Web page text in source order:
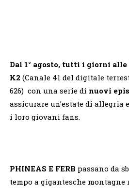
Dal 1° agosto, tutti i giorni alle
K2 (Canale 41 del digitale
626) con una serie di nuovi
assicurare un’estate di
i loro giovani fans.
PHINEAS E FERB passano da
tempo a gigantesche montagne